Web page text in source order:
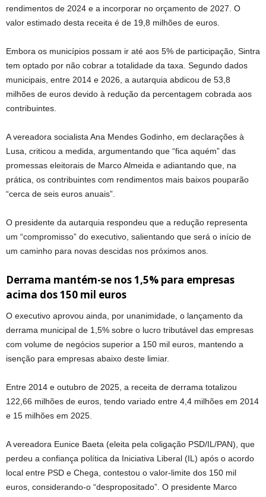
rendimentos de 2024 e a incorporar no orçamento de 2027. O
valor estimado desta receita é de 19,8 milhões de euros.
Embora os municípios possam ir até aos 5% de participação, Sintra
tem optado por não cobrar a totalidade da taxa. Segundo dados
municipais, entre 2014 e 2026, a autarquia abdicou de 53,8
milhões de euros devido à redução da percentagem cobrada aos
contribuintes.
A vereadora socialista Ana Mendes Godinho, em declarações à
Lusa, criticou a medida, argumentando que “fica aquém” das
promessas eleitorais de Marco Almeida e adiantando que, na
prática, os contribuintes com rendimentos mais baixos pouparão
“cerca de seis euros anuais”.
O presidente da autarquia respondeu que a redução representa
um “compromisso” do executivo, salientando que será o início de
um caminho para novas descidas nos próximos anos.
Derrama mantém-se nos 1,5% para empresas
acima dos 150 mil euros
O executivo aprovou ainda, por unanimidade, o lançamento da
derrama municipal de 1,5% sobre o lucro tributável das empresas
com volume de negócios superior a 150 mil euros, mantendo a
isenção para empresas abaixo deste limiar.
Entre 2014 e outubro de 2025, a receita de derrama totalizou
122,66 milhões de euros, tendo variado entre 4,4 milhões em 2014
e 15 milhões em 2025.
A vereadora Eunice Baeta (eleita pela coligação PSD/IL/PAN), que
perdeu a confiança política da Iniciativa Liberal (IL) após o acordo
local entre PSD e Chega, contestou o valor-limite dos 150 mil
euros, considerando-o “despropositado”. O presidente Marco